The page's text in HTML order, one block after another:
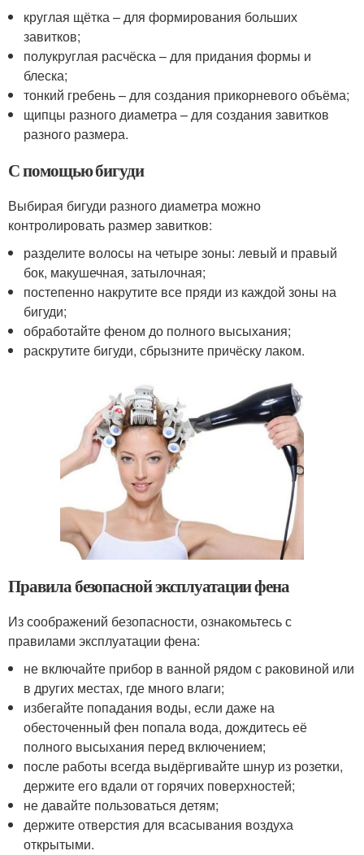
круглая щётка – для формирования больших
завитков;
полукруглая расчёска – для придания формы и
блеска;
тонкий гребень – для создания прикорневого объёма;
щипцы разного диаметра – для создания завитков
разного размера.
С помощью бигуди
Выбирая бигуди разного диаметра можно
контролировать размер завитков:
разделите волосы на четыре зоны: левый и правый
бок, макушечная, затылочная;
постепенно накрутите все пряди из каждой зоны на
бигуди;
обработайте феном до полного высыхания;
раскрутите бигуди, сбрызните причёску лаком.
Правила безопасной эксплуатации фена
Из соображений безопасности, ознакомьтесь с
правилами эксплуатации фена:
не включайте прибор в ванной рядом с раковиной или
в других местах, где много влаги;
избегайте попадания воды, если даже на
обесточенный фен попала вода, дождитесь её
полного высыхания перед включением;
после работы всегда выдёргивайте шнур из розетки,
держите его вдали от горячих поверхностей;
не давайте пользоваться детям;
держите отверстия для всасывания воздуха
открытыми.